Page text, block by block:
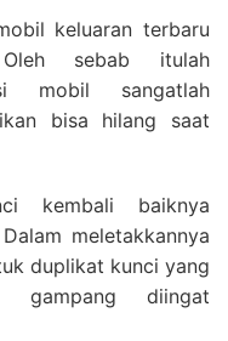
keluaran terbaru
sebab itulah
mobil sangatlah
bisa hilang saat
kembali baiknya
meletakkannya
duplikat kunci yang
diingat